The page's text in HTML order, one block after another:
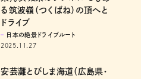
る筑波嶺（つくばね）の頂へと
ドライブ
日本の絶景ドライブルート
2025.11.27
安芸灘とびしま海道（広島県・